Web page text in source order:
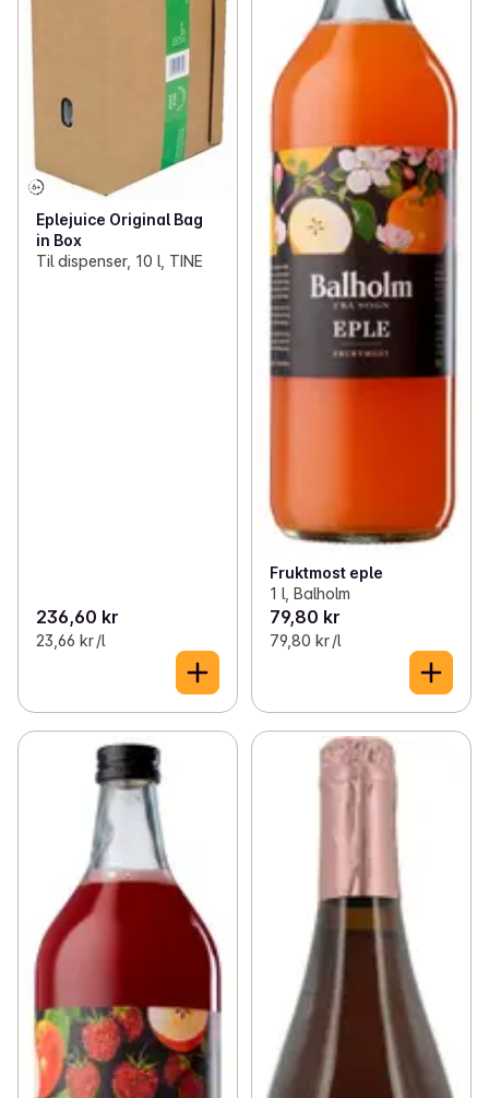
Eplejuice Original Bag
in Box
Til dispenser, 10 l, TINE
236,60 kr
23,66 kr /l
Fruktmost eple
1 l, Balholm
79,80 kr
79,80 kr /l